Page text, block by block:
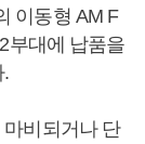
이동형 AM F
부대에 납품을
.
비되거나 단